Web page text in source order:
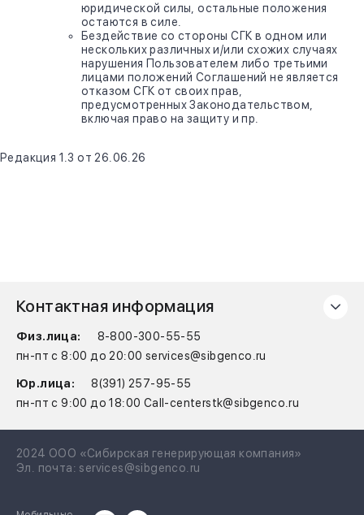
юридической силы, остальные положения
остаются в силе.
Бездействие со стороны СГК в одном или
нескольких различных и/или схожих случаях
нарушения Пользователем либо третьими
лицами положений Соглашений не является
отказом СГК от своих прав,
предусмотренных Законодательством,
включая право на защиту и пр.
Редакция 1.3 от 26.06.26
Контактная информация
Физ.лица:
8-800-300-55-55
пн-пт с 8:00 до 20:00 services@sibgenco.ru
Юр.лица:
8(391) 257-95-55
пн-пт с 9:00 до 18:00 Call-centerstk@sibgenco.ru
2024 ООО «Сибирская генерирующая компания»
Эл. почта: services@sibgenco.ru